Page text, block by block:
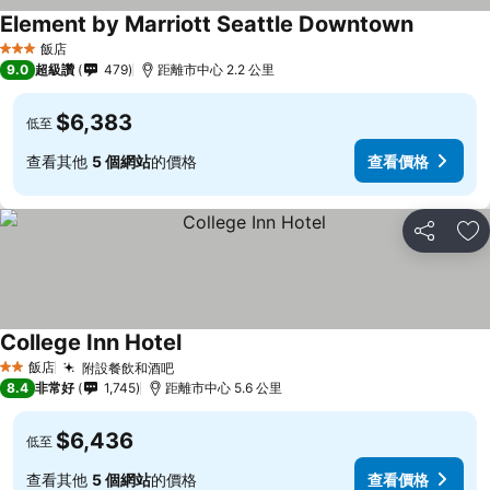
3 星級 飯店
Element by Marriott Seattle Downtown
9.0 超級讚 479 距離市中心 2.2 公里
低至 $6,383
查看其他 5 個網站的價格 查看價格
分享 加
2 星級飯店 附設餐飲和酒吧
College Inn Hotel
8.4 非常好 1,745 距離市中心 5.6 公里
低至 $6,436
查看其他 5 個網站的價格 查看價格